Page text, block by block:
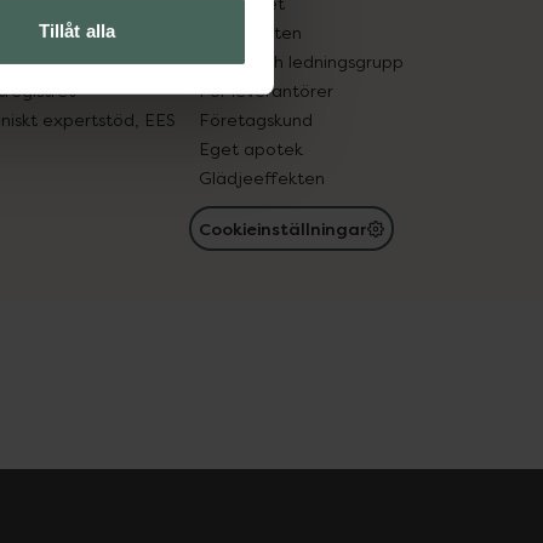
Tillåt alla
in gammal medicin
läkemedel
expertstöd, EES
Samarbeten
Ägare och ledningsgrupp
För leverantörer
Företagskund
Eget apotek
Glädjeeffekten
Cookieinställningar